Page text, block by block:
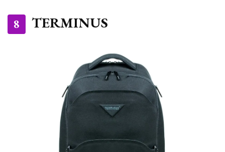
8 TERMINUS